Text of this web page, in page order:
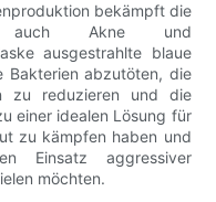
bekämpft die
auch Akne und
ausgestrahlte blaue
Bakterien abzutöten, die
zu reduzieren und die
einer idealen Lösung für
zu kämpfen haben und
Einsatz aggressiver
möchten.